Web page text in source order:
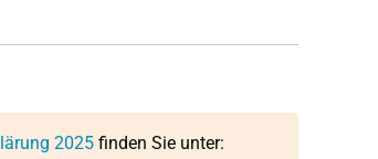
2025finden Sie unter: